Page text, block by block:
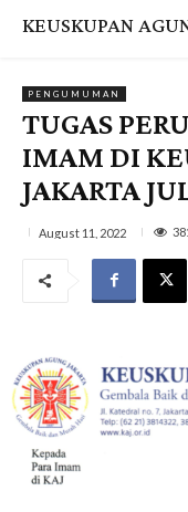
KEUSKUPAN
PENGUMUMAN
TUGAS
IMAM DI
JAKARTA
August 11, 2022